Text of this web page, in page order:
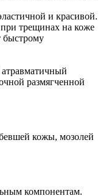
и красивой.
трещинах на коже
быстрому
размягченной
кожы, мозолей
компонентам.